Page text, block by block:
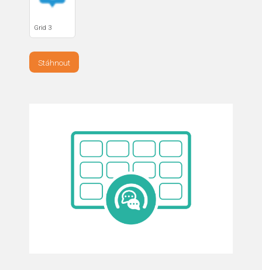
Grid 3
Stáhnout